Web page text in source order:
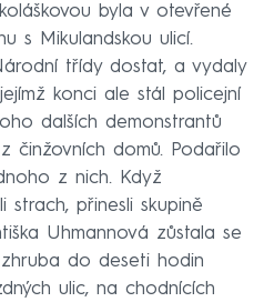
byla v otevřené
s Mikulandskou ulicí.
třídy dostat, a vydaly
konci ale stál policejní
dalších demonstrantů
činžovních domů. Podařilo
z nich. Když
přinesli skupině
Uhmannová zůstala se
do deseti hodin
ulic, na chodnících